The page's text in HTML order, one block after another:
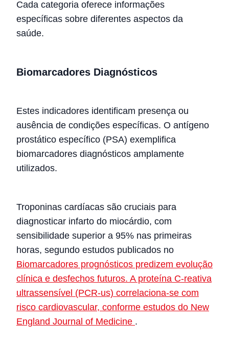
Cada categoria oferece informações
específicas sobre diferentes aspectos da
saúde.
Biomarcadores Diagnósticos
Estes indicadores identificam presença ou
ausência de condições específicas. O antígeno
prostático específico (PSA) exemplifica
biomarcadores diagnósticos amplamente
utilizados.
Troponinas cardíacas são cruciais para
diagnosticar infarto do miocárdio, com
sensibilidade superior a 95% nas primeiras
horas, segundo estudos publicados no
Biomarcadores prognósticos predizem evolução
clínica e desfechos futuros. A proteína C-reativa
ultrassensível (PCR-us) correlaciona-se com
risco cardiovascular, conforme estudos do New
England Journal of Medicine .